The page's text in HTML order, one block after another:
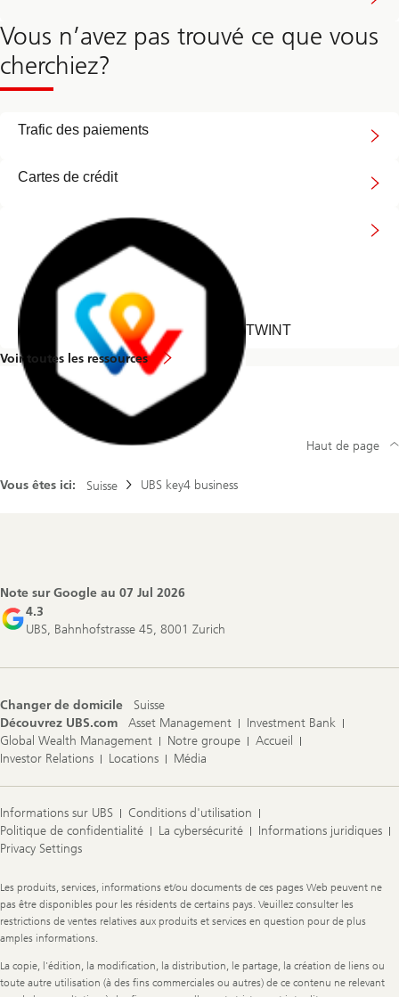
Vous n’avez pas trouvé ce que vous
cherchiez?
Trafic des paiements
Cartes de crédit
TWINT
Voir toutes les ressources
Vous êtes ici: Suisse UBS key4 business
Haut de page
Note sur Google au 07 Jul 2026
4.3
UBS, Bahnhofstrasse 45, 8001 Zurich
Changer de domicile
Suisse
Découvrez UBS.com
Asset Management
Investment Bank
Global Wealth Management
Notre groupe
Accueil
Investor Relations
Locations Média
Informations sur UBS
Conditions d'utilisation
Politique de confidentialité
La cybersécurité
Informations juridiques
Privacy Settings
Legal
Information
Les produits, services, informations et/ou documents de ces pages Web peuvent ne
pas être disponibles pour les résidents de certains pays. Veuillez consulter les
restrictions de ventes relatives aux produits et services en question pour de plus
amples informations.
La copie, l'édition, la modification, la distribution, le partage, la création de liens ou
toute autre utilisation (à des fins commerciales ou autres) de ce contenu ne relevant